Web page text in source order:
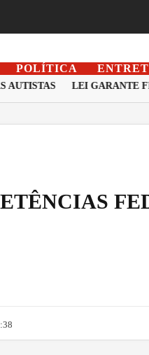
POLÍTICA
LEI GARANTE